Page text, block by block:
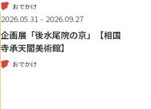
おでかけ
2026.05.31 - 2026.09.27
企画展「後水尾院の京」【相国
寺承天閣美術館】
おでかけ